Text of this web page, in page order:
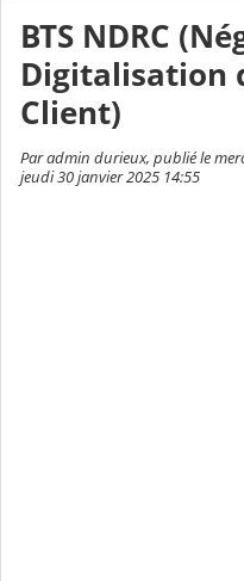
BTS NDRC
Digitalisation
Client)
Par admin durieux, publié le
jeudi 30 janvier 2025 14:55